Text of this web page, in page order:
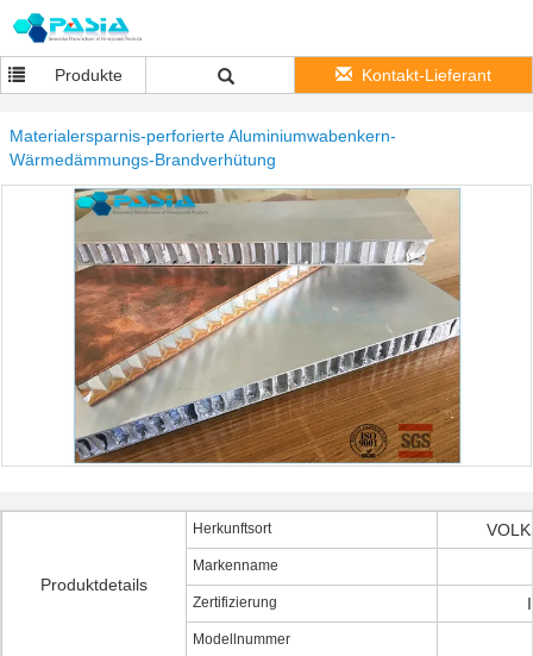
Produkte Kontakt-Lieferant
Materialersparnis-perforierte Aluminiumwabenkern-
Wärmedämmungs-Brandverhütung
Produktdetails
Herkunftsort
Markenname
Zertifizierung
Modellnummer